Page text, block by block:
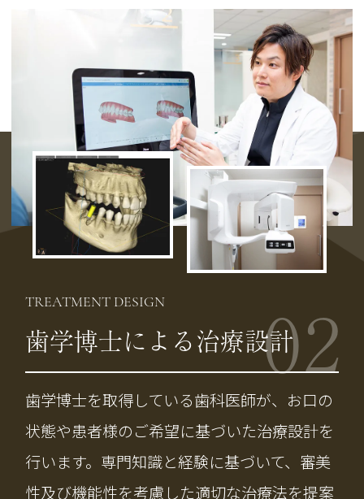
TREATMENT DESIGN
歯学博士による治療設計02
歯学博士を取得している歯科医師が、お口の
状態や患者様のご希望に基づいた治療設計を
行います。専門知識と経験に基づいて、審美
性及び機能性を考慮した適切な治療法を提案